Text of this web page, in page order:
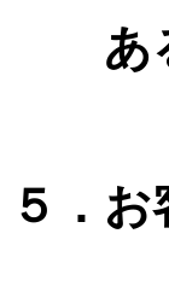
ある
５．